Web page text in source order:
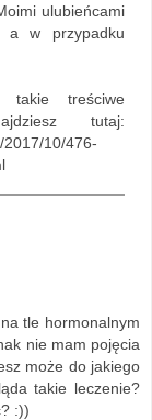
ulubieńcami
a w przypadku
takie treściwe
tutaj:
2017/10/476-
tle hormonalnym
nie mam pojęcia
może do jakiego
takie leczenie?
:))